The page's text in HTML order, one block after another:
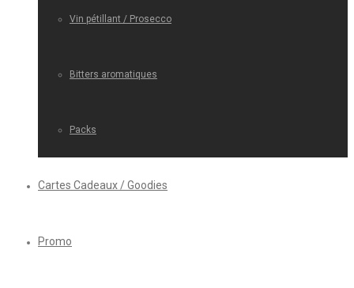
Vin pétillant / Prosecco
Bitters aromatiques
Packs
Cartes Cadeaux / Goodies
Promo